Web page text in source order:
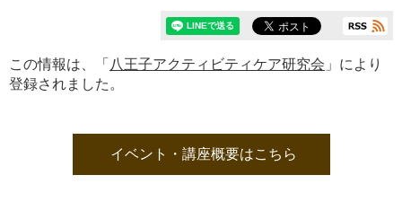
この情報は、「 八王子アクティビティケア研究会 」により
登録されました。
イベント・講座概要はこちら